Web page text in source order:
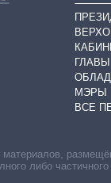
ГЛАВЫ
МЭРЫ
ВСЕ
либо